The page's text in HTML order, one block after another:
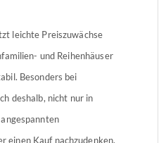
leichte Preiszuwächse
und Reihenhäuser
Besonders bei
deshalb, nicht nur in
einen Kauf nachzudenken.